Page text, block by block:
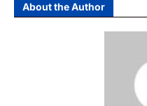
About the Author